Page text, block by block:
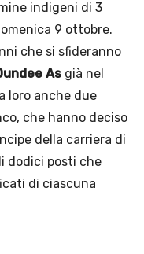
indigeni di 3
9 ottobre.
che si sfideranno
As già nel
loro anche due
che hanno deciso
della carriera di
dodici posti che
di ciascuna